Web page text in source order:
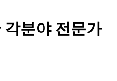
분야 전문가